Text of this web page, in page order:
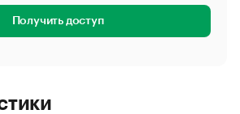
Получить доступ